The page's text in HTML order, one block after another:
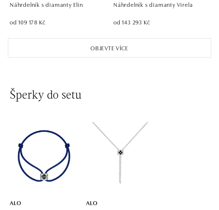
otevřeno v Pondělí od 09:00
ALO diamonds OC Aupark, Bratislava
Einsteinova 18, 851 01 Bratislava
tel.: +421 917 090 891
ALO diamonds OC Avion, Bratislava
dnes otevřeno do 21:00
ALO diamonds OC Eurovea, Bratislava
Pribinova 8, 811 09 Bratislava
tel.: +421 917 090 700, +421 918 777 670
OBJEVTE VÍCE
Náhrdelník s diamanty Elin
od 109 178 Kč
Náhrdelník s diamanty Virela
od 143 293 Kč
Šperky do setu
ALO
ALO